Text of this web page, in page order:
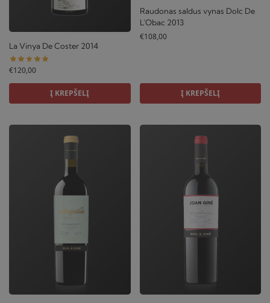
La Vinya De Coster 2014
€120,00
Į KREPŠELĮ
Raudonas saldus vynas Dolc De
L’Obac 2013
€108,00
Į KREPŠELĮ